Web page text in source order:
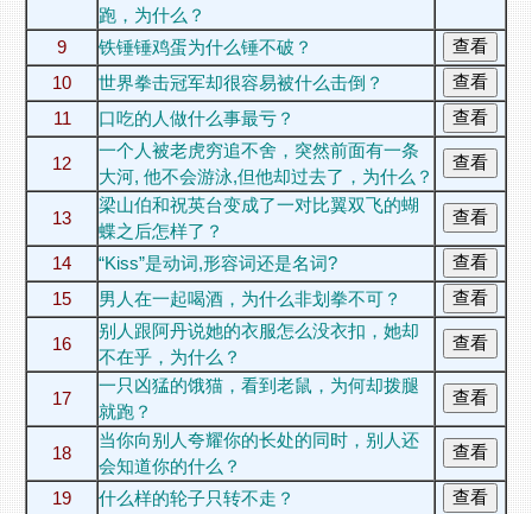
跑，为什么？
9
铁锤锤鸡蛋为什么锤不破？
10
世界拳击冠军却很容易被什么击倒？
11
口吃的人做什么事最亏？
12
一个人被老虎穷追不舍，突然前面有一条
大河, 他不会游泳,但他却过去了，为什么？
13
梁山伯和祝英台变成了一对比翼双飞的蝴
蝶之后怎样了？
14
“Kiss”是动词,形容词还是名词?
15
男人在一起喝酒，为什么非划拳不可？
16
别人跟阿丹说她的衣服怎么没衣扣，她却
不在乎，为什么？
17
一只凶猛的饿猫，看到老鼠，为何却拨腿
就跑？
18
当你向别人夸耀你的长处的同时，别人还
会知道你的什么？
19
什么样的轮子只转不走？